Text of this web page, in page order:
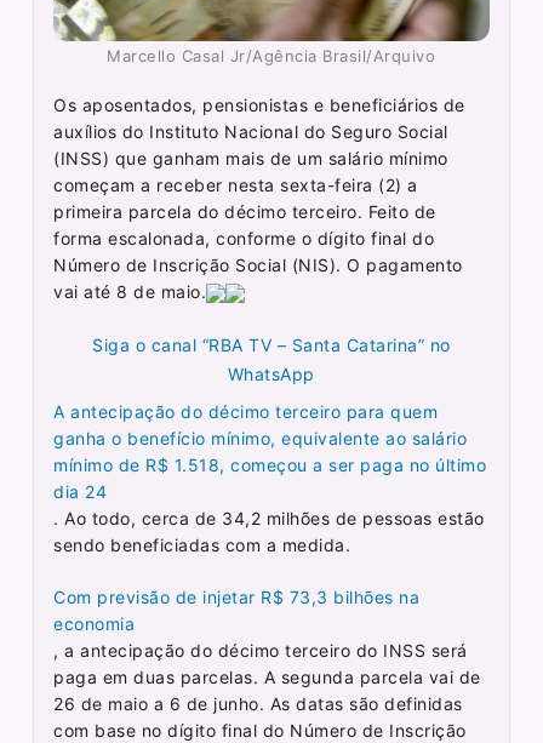
Marcello Casal Jr/Agência Brasil/Arquivo
Os aposentados, pensionistas e beneficiários de
auxílios do Instituto Nacional do Seguro Social
(INSS) que ganham mais de um salário mínimo
começam a receber nesta sexta-feira (2) a
primeira parcela do décimo terceiro. Feito de
forma escalonada, conforme o dígito final do
Número de Inscrição Social (NIS). O pagamento
vai até 8 de maio.
Siga o canal “RBA TV – Santa Catarina” no
WhatsApp
A antecipação do décimo terceiro para quem
ganha o benefício mínimo, equivalente ao salário
mínimo de R$ 1.518, começou a ser paga no último
dia 24
. Ao todo, cerca de 34,2 milhões de pessoas estão
sendo beneficiadas com a medida.
Com previsão de injetar R$ 73,3 bilhões na
economia
, a antecipação do décimo terceiro do INSS será
paga em duas parcelas. A segunda parcela vai de
26 de maio a 6 de junho. As datas são definidas
com base no dígito final do Número de Inscrição